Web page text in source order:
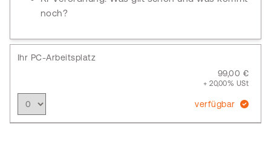
noch?
Ihr PC-Arbeitsplatz
99,00 €
+ 20,00% USt
verfügbar